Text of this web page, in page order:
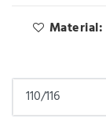
Material: